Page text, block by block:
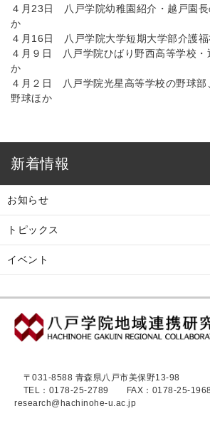
４月23日 八戸学院幼稚園紹介・越戸園長
か
４月16日 八戸学院大学短期大学部介護
４月９日 八戸学院ひばり野西高等学校・
か
４月２日 八戸学院光星高等学校の野球部
野球ほか
新着情報
お知らせ
トピックス
イベント
〒031-8588 青森県八戸市美保野13-98
TEL：0178-25-2789
FAX：0178-25-
research@hachinohe-u.ac.jp